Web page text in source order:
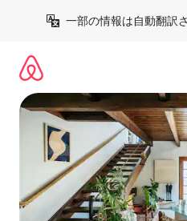
一部の情報は自動翻訳